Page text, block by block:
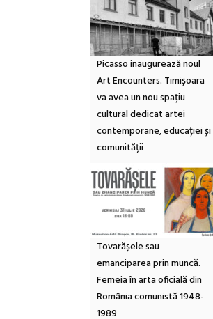
Picasso inaugurează noul
Art Encounters. Timișoara
va avea un nou spațiu
cultural dedicat artei
contemporane, educației și
comunității
Tovarășele sau
emanciparea prin muncă.
Femeia în arta oficială din
România comunistă 1948-
1989